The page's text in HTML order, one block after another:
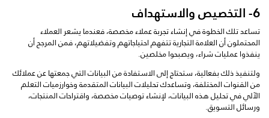
6- التخصيص والاستهداف
تساعد تلك الخطوة في إنشاء تجربة عملاء مخصصة، فعندما يشعر العملاء
المحتملون أن العلامة التجارية تتفهم احتياجاتهم وتفضيلاتهم، فمن المرجح أن
ينفذوا عمليات شراء، ويصبحوا مخلصين.
ولتنفيذ ذلك بفعالية، ستحتاج إلى الاستفادة من البيانات التي جمعتها عن عملائك
من القنوات المختلفة، وتساعدك تحليلات البيانات المتقدمة وخوارزميات التعلم
الآلي في تحليل هذه البيانات، لإنشاء توصيات مخصصة، واقتراحات المنتجات،
ورسائل التسويق.